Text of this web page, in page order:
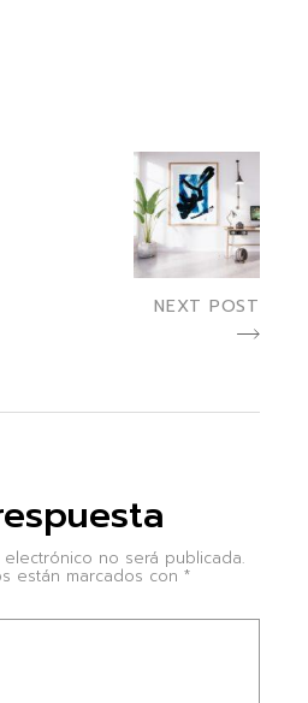
NEXT POST
no será publicada.
están marcados con*